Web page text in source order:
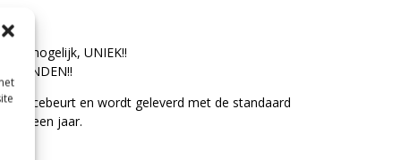
mogelijk, UNIEK!!
BANDEN!!
en wordt geleverd met de standaard
van een jaar.